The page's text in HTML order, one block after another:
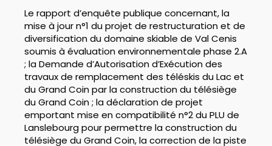
Le rapport d’enquête publique concernant, la
mise à jour n°1 du projet de restructuration et de
diversification du domaine skiable de Val Cenis
soumis à évaluation environnementale phase 2.A
; la Demande d’Autorisation d’Exécution des
travaux de remplacement des téléskis du Lac et
du Grand Coin par la construction du télésiège
du Grand Coin ; la déclaration de projet
emportant mise en compatibilité n°2 du PLU de
Lanslebourg pour permettre la construction du
télésiège du Grand Coin, la correction de la piste